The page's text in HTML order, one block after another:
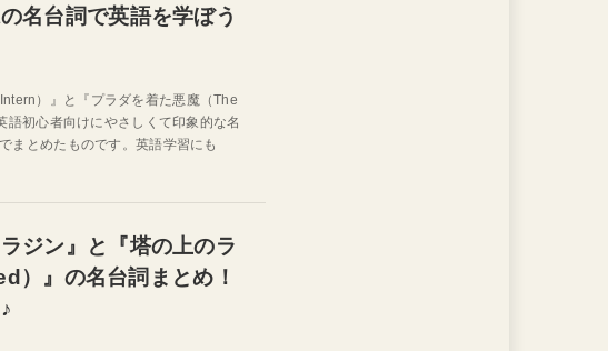
名台詞で英語を学ぼう
）』と『プラダを着た悪魔（The
初心者向けにやさしくて印象的な名
まとめたものです。英語学習にも
ジン』と『塔の上のラ
）』の名台詞まとめ！